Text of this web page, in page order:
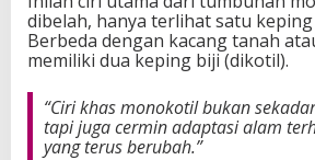
dibelah, hanya terlihat satu
Berbeda dengan kacang tanah
memiliki dua keping biji (dikotil).
“Ciri khas monokotil bukan
tapi juga cermin adaptasi alam
yang terus berubah.”